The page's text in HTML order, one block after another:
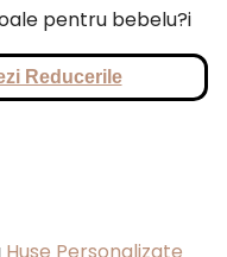
pentru bebelu?i
Reducerile